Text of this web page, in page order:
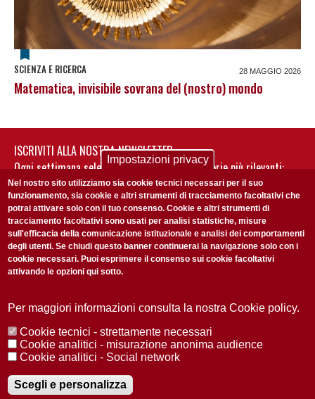
SCIENZA E RICERCA 28 MAGGIO 2026
Matematica, invisibile sovrana del (nostro) mondo
ISCRIVITI ALLA NOSTRA NEWSLETTER
Ogni settimana selezioniamo per te nostre storie più rilevanti:
non perderti gli aggiornamenti della nostra newsletter
Accetto laPrivacy Policy
Redazione Copyright Privacy
Area stampa
© 2025 Università di Padova
Registrazione presso il Tribunale di Padova n. 2097/2012 del 18 giugno
2012
Impostazioni privacy
Nel nostro sito utilizziamo sia cookie tecnici necessari per il suo
funzionamento, sia cookie e altri strumenti di tracciamento facoltativi che
potrai attivare solo con il tuo consenso. Cookie e altri strumenti di
tracciamento facoltativi sono usati per analisi statistiche, misure
sull'efficacia della comunicazione istituzionale e analisi dei comportamenti
degli utenti. Se chiudi questo banner continuerai la navigazione solo con i
cookie necessari. Puoi esprimere il consenso sui cookie facoltativi
attivando le opzioni qui sotto.
Per maggiori informazioni consulta la nostra Cookie policy.
Cookie tecnici - strettamente necessari
Cookie analitici - misurazione anonima audience
Cookie analitici - Social network
Scegli e personalizza